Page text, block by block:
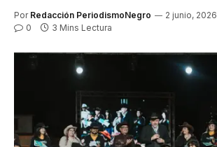
Por Redacción PeriodismoNegro 2 junio, 2026
0 3 Mins Lectura